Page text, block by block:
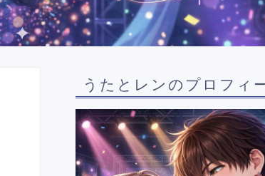
うたとレンのプロフィ